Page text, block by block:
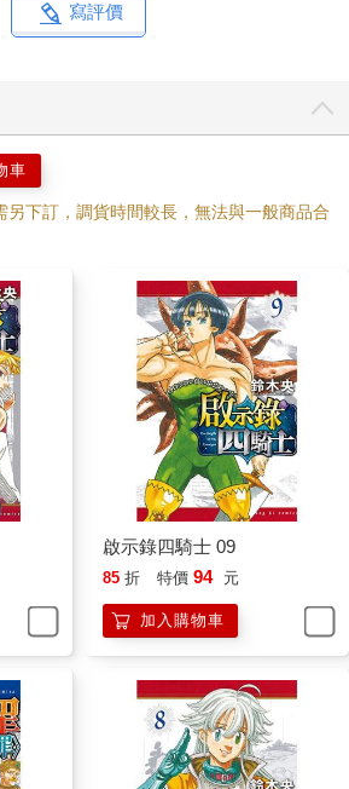
寫評價
車
下訂，調貨時間較長，無法與一般商品合
啟示錄四騎士 09
85 折 特價 94 元
加入購物車